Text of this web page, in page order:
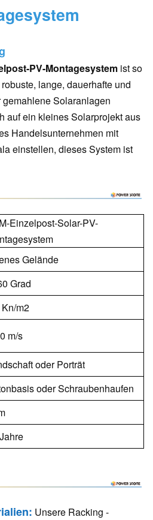
PV-Montagesystem ist so
lange, dauerhafte und
Solaranlagen
auf ein kleines Solarprojekt aus
Handelsunternehmen mit
einstellen, dieses System ist
Einzelpost-Solar-PV-
Gelände
Grad
m2
m/s
oder Porträt
oder Schraubenhaufen
Unsere Racking -